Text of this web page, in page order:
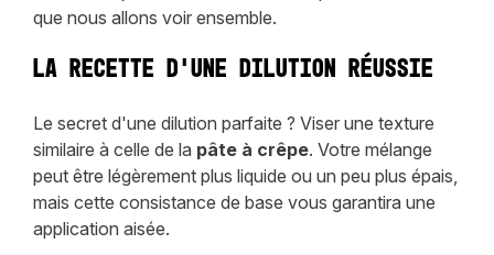
que nous allons voir ensemble.
La recette d'une dilution réussie
Le secret d'une dilution parfaite ? Viser une texture
similaire à celle de la pâte à crêpe. Votre mélange
peut être légèrement plus liquide ou un peu plus épais,
mais cette consistance de base vous garantira une
application aisée.